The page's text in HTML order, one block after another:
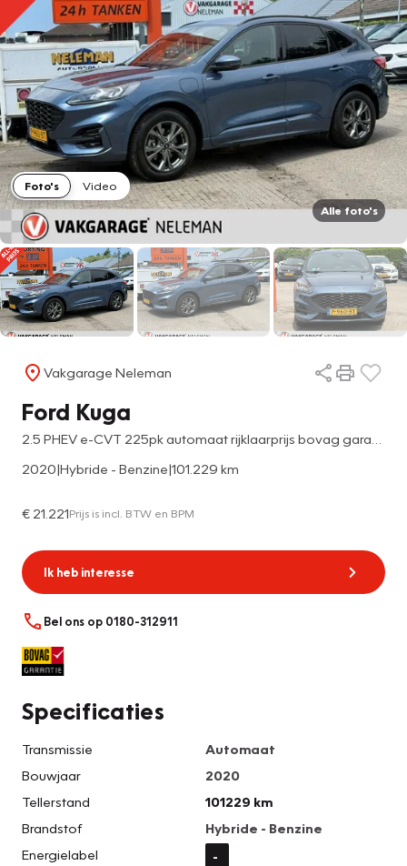
Foto's
Video
Alle foto's
Vakgarage Neleman
Ford Kuga
2020|Hybride - Benzine|101.229 km
€ 21.221Prijs is incl. BTW en BPM
Ik heb interesse
Bel ons op 0180-312911
Specificaties
Transmissie
Automaat
Bouwjaar
2020
Tellerstand
101229 km
Brandstof
Hybride - Benzine
Energielabel
-